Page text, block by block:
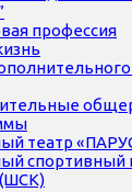
профессия
театр
спортивный
(ШСК)